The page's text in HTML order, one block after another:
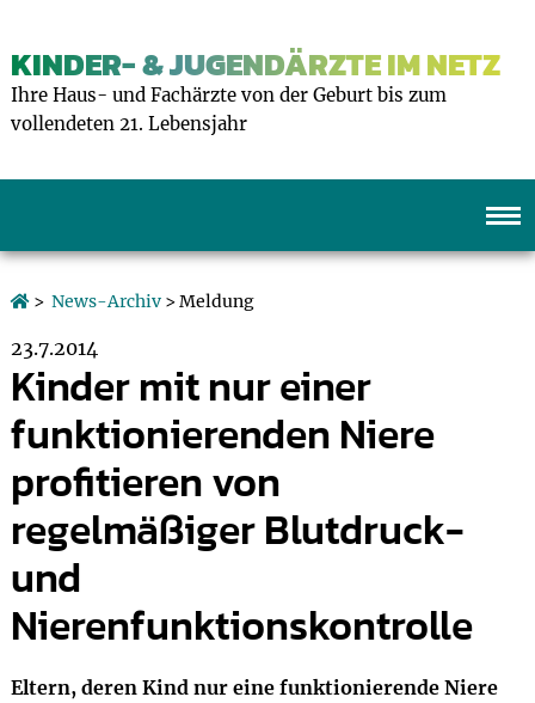
KINDER- & JUGENDÄRZTE IM NETZ
Ihre Haus- und Fachärzte von der Geburt bis zum
vollendeten 21. Lebensjahr
> News-Archiv> Meldung
23.7.2014
Kinder mit nur einer
funktionierenden Niere
profitieren von
regelmäßiger Blutdruck-
und
Nierenfunktionskontrolle
Eltern, deren Kind nur eine funktionierende Niere